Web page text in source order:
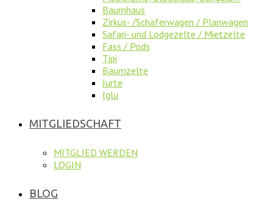
Baumhaus
Zirkus- /Schäferwagen / Planwagen
Safari- und Lodgezelte / Mietzelte
Fass / Pods
Tipi
Baumzelte
Jurte
Iglu
MITGLIEDSCHAFT
MITGLIED WERDEN
LOGIN
BLOG